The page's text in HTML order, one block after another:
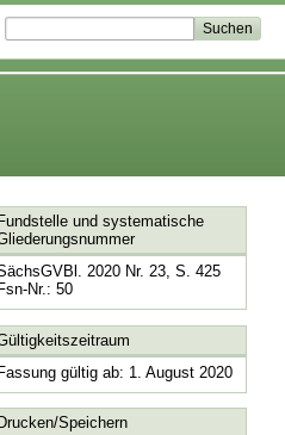
Fundstelle und systematische
2020 Nr. 23, S. 425
Fsn-Nr.: 50
gültig ab: 1. August 2020
Drucken/Speichern